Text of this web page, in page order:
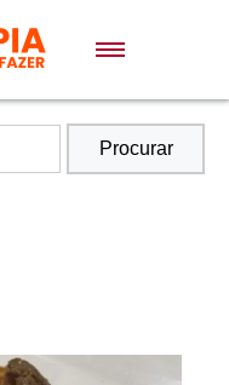
Procurar